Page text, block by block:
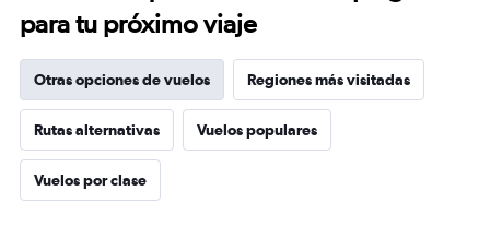
para tu próximo viaje
Otras opciones de vuelos Regiones más visitadas
Rutas alternativas Vuelos populares
Vuelos por clase